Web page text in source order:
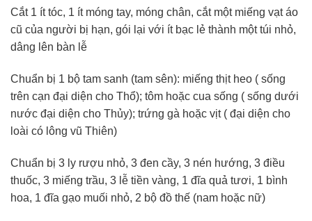
Cắt 1 ít tóc, 1 ít móng tay, móng chân, cắt một miếng vạt áo
cũ của người bị hạn, gói lại với ít bạc lẻ thành một túi nhỏ,
dâng lên bàn lễ
Chuẩn bị 1 bộ tam sanh (tam sên): miếng thịt heo ( sống
trên cạn đại diện cho Thổ); tôm hoặc cua sống ( sống dưới
nước đại diện cho Thủy); trứng gà hoặc vịt ( đại diện cho
loài có lông vũ Thiên)
Chuẩn bị 3 ly rượu nhỏ, 3 đen cầy, 3 nén hướng, 3 điều
thuốc, 3 miếng trầu, 3 lễ tiền vàng, 1 đĩa quả tươi, 1 bình
hoa, 1 đĩa gạo muối nhỏ, 2 bộ đồ thế (nam hoặc nữ)